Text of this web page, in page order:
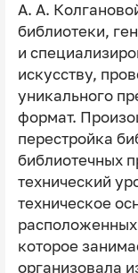
А. А.
библиотеки,
и
искусству,
уникального
формат.
перестройка
библиотечных
технический
техническое
которое
организовала